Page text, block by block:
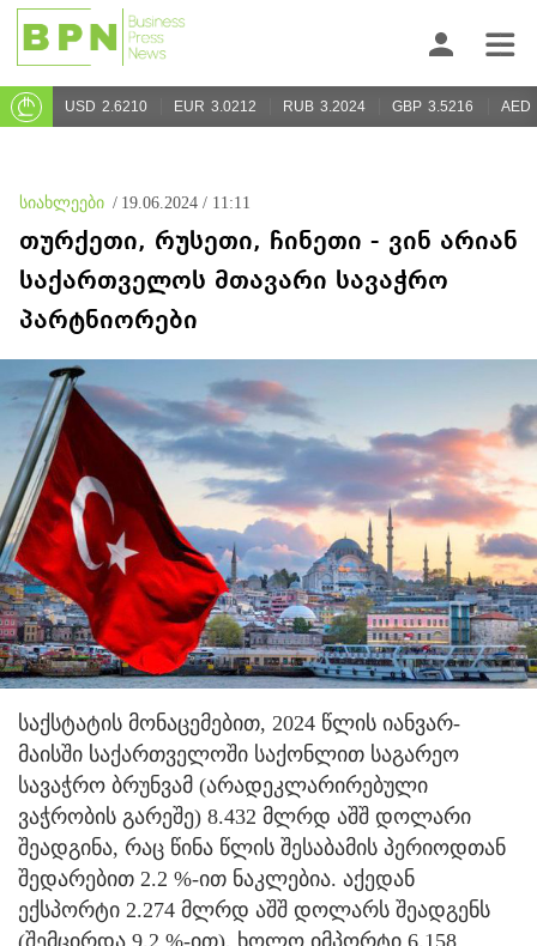
USD 2.6210 EUR 3.0212 RUB 3.2024 GBP 3.5216 AED
სიახლეები / 19.06.2024 / 11:11
თურქეთი, რუსეთი, ჩინეთი - ვინ არიან
საქართველოს მთავარი სავაჭრო
პარტნიორები
საქსტატის მონაცემებით, 2024 წლის იანვარ-
მაისში საქართველოში საქონლით საგარეო
სავაჭრო ბრუნვამ (არადეკლარირებული
ვაჭრობის გარეშე) 8.432 მლრდ აშშ დოლარი
შეადგინა, რაც წინა წლის შესაბამის პერიოდთან
შედარებით 2.2 %-ით ნაკლებია. აქედან
ექსპორტი 2.274 მლრდ აშშ დოლარს შეადგენს
(შემცირდა 9.2 %-ით), ხოლო იმპორტი 6.158